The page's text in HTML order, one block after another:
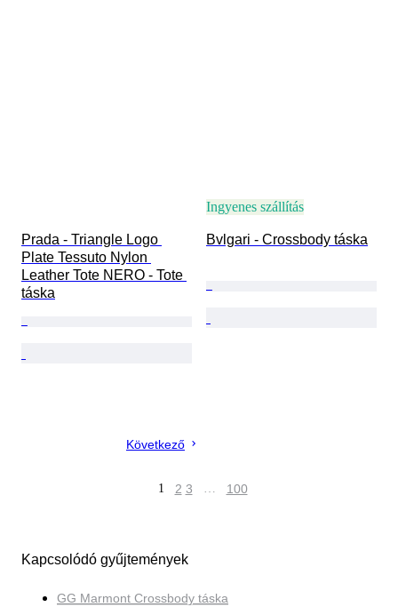
Prada - Triangle Logo
Plate Tessuto Nylon
Leather Tote NERO - Tote
táska
Ingyenes szállítás
Bvlgari - Crossbody táska
Következő
1 2 3 … 100
Kapcsolódó gyűjtemények
GG Marmont Crossbody táska